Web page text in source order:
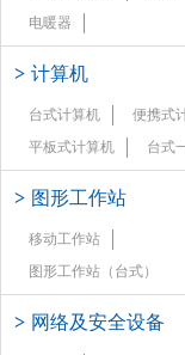
电暖器
> 计算机
台式计算机
便携式
平板式计算机
台式
> 图形工作站
移动工作站
图形工作站（台式）
> 网络及安全设备